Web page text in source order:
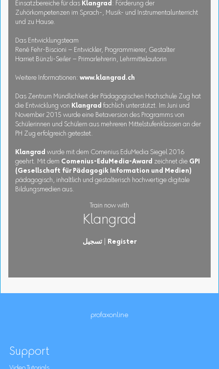
Einsatzbereiche für das Klangrad: Förderung der
Zuhörkompetenzen im Sprach-, Musik- und Instrumentalunterricht
und zu Hause.
Das Entwicklungsteam
René Fehr-Biscioni – Entwickler, Programmierer, Gestalter
Harriet Bünzli-Seiler – Primarlehrerin, Lehrmittelautorin
Weitere Informationen:www.klangrad.ch
Das Zentrum Mündlichkeit der Pädagogischen Hochschule Zug hat
die Entwicklung von Klangrad fachlich unterstützt. Im Juni und
November 2015 wurde eine Betaversion des Programms von
Schülerinnen und Schülern aus mehreren Mittelstufenklassen an der
PH Zug erfolgreich getestet.
Klangrad wurde mit dem Comenius EduMedia Siegel 2016
geehrt. Mit dem Comenius-EduMedia-Award zeichnet die GPI
(Gesellschaft für Pädagogik Information und Medien)
pädagogisch, inhaltlich und gestalterisch hochwertige digitale
Bildungsmedien aus.
Train now with
Klangrad
تسجيل| Register
profaxonline
Support